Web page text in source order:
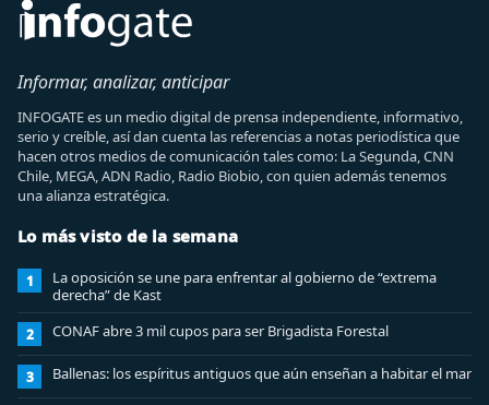
Informar, analizar, anticipar
INFOGATE es un medio digital de prensa independiente, informativo,
serio y creíble, así dan cuenta las referencias a notas periodística que
hacen otros medios de comunicación tales como: La Segunda, CNN
Chile, MEGA, ADN Radio, Radio Biobio, con quien además tenemos
una alianza estratégica.
Lo más visto de la semana
1
La oposición se une para enfrentar al gobierno de “extrema
derecha” de Kast
2 CONAF abre 3 mil cupos para ser Brigadista Forestal
3 Ballenas: los espíritus antiguos que aún enseñan a habitar el mar